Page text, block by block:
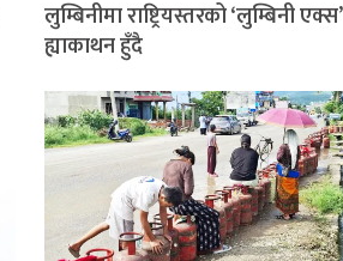
लुम्बिनीमा राष्ट्रियस्तरको ‘लुम्बिनी एक्स’
ह्याकाथन हुँदै